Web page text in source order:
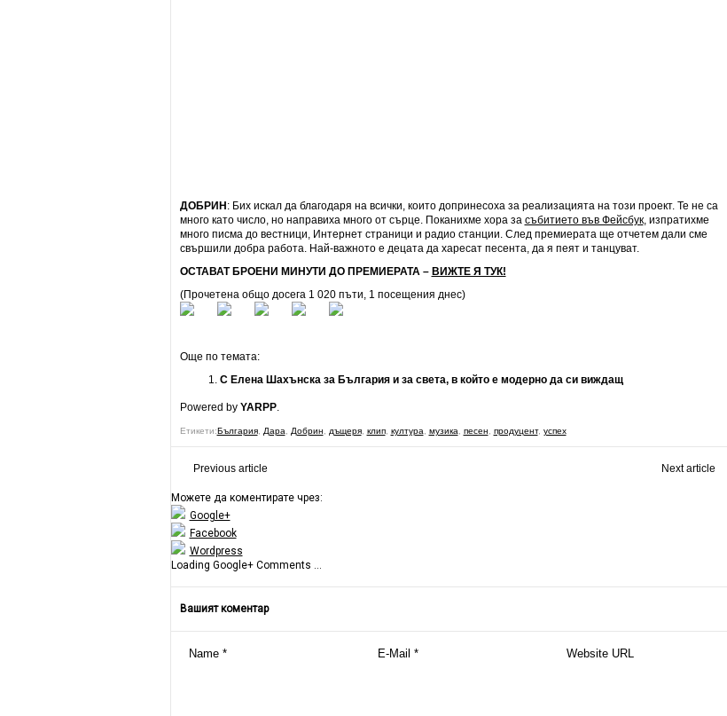
ДОБРИН : Бих искал да благодаря на всички, които допринесоха за реализацията на този проект. Те не са
много като число, но направиха много от сърце. Поканихме хора за събитието във Фейсбук, изпратихме
много писма до вестници, Интернет страници и радио станции. След премиерата ще отчетем дали сме
свършили добра работа. Най-важното е децата да харесат песента, да я пеят и танцуват.
ОСТАВАТ БРОЕНИ МИНУТИ ДО ПРЕМИЕРАТА – ВИЖТЕ Я ТУК!
(Прочетена общо досега 1 020 пъти, 1 посещения днес)
Още по темата:
С Елена Шахънска за България и за света, в който е модерно да си виждащ
Powered by YARPP.
Етикети:България, Дара Добрин дъщеря, клип, култура музика песен продуцент, успех
Previous article Next article
Можете да коментирате чрез:
Google+
Facebook
Wordpress
Loading Google+ Comments ...
Вашият коментар